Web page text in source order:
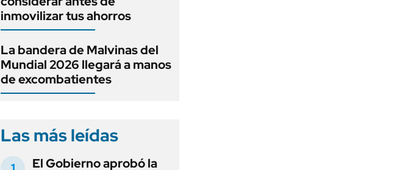
inmovilizar tus ahorros
La bandera de Malvinas del
Mundial 2026 llegará a manos
de excombatientes
Las más leídas
El Gobierno aprobó la